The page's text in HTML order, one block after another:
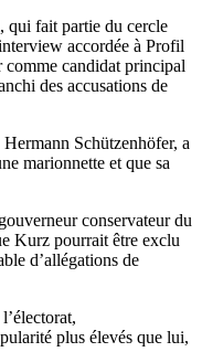
qui fait partie du cercle
accordée à Profil
comme candidat principal
des accusations de
Schützenhöfer, a
marionnette et que sa
conservateur du
Kurz pourrait être exclu
d’allégations de
plus élevés que lui,